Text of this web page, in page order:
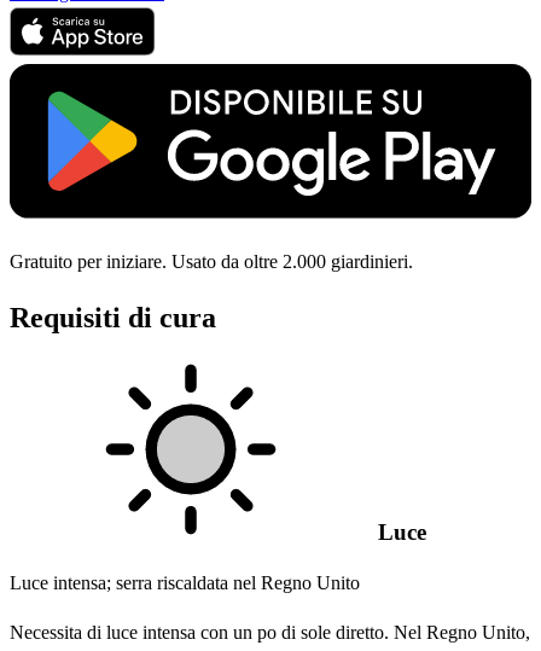
Gratuito per iniziare. Usato da oltre 2.000 giardinieri.
Requisiti di cura
Luce
Luce intensa; serra riscaldata nel Regno Unito
Necessita di luce intensa con un po di sole diretto. Nel Regno Unito,